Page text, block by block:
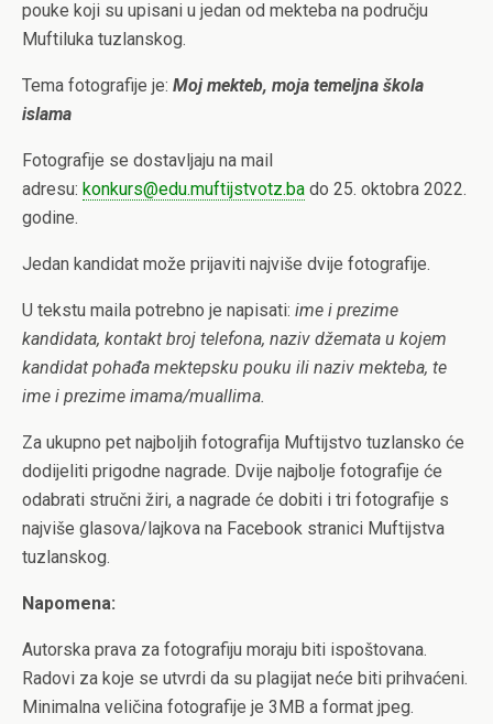
pouke koji su upisani u jedan od mekteba na području
Muftiluka tuzlanskog.
Tema fotografije je: Moj mekteb, moja temeljna škola
islama
Fotografije se dostavljaju na mail
adresu: konkurs@edu.muftijstvotz.ba do 25. oktobra 2022.
godine.
Jedan kandidat može prijaviti najviše dvije fotografije.
U tekstu maila potrebno je napisati: ime i prezime
kandidata, kontakt broj telefona, naziv džemata u kojem
kandidat pohađa mektepsku pouku ili naziv mekteba, te
ime i prezime imama/muallima.
Za ukupno pet najboljih fotografija Muftijstvo tuzlansko će
dodijeliti prigodne nagrade. Dvije najbolje fotografije će
odabrati stručni žiri, a nagrade će dobiti i tri fotografije s
najviše glasova/lajkova na Facebook stranici Muftijstva
tuzlanskog.
Napomena:
Autorska prava za fotografiju moraju biti ispoštovana.
Radovi za koje se utvrdi da su plagijat neće biti prihvaćeni.
Minimalna veličina fotografije je 3MB a format jpeg.